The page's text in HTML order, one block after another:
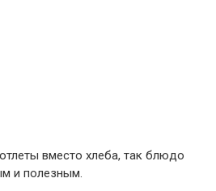
вместо хлеба, так блюдо
и полезным.